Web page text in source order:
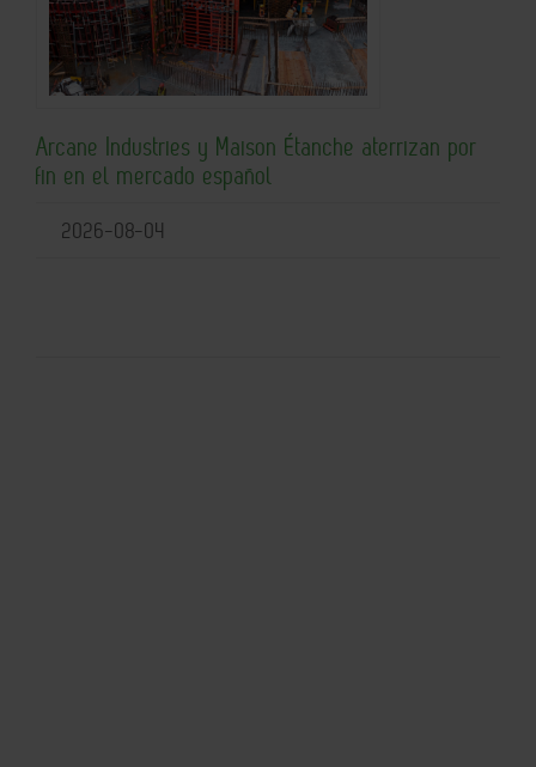
Arcane Industries y Maison Étanche aterrizan por
fin en el mercado español
2026-08-04